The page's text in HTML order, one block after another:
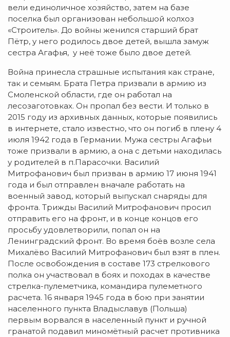
вели единоличное хозяйство, затем на базе
поселка был организован небольшой колхоз
«Строитель». До войны женился старший брат
Пётр, у него родилось двое детей, вышла замуж
сестра Агафья, у неё тоже было двое детей.
Война принесла страшные испытания как стране,
так и семьям. Брата Петра призвали в армию из
Смоленской области, где он работал на
лесозаготовках. Он пропал без вести. И только в
2015 году из архивных данных, которые появились
в интернете, стало известно, что он погиб в плену 4
июля 1942 года в Германии. Мужа сестры Агафьи
тоже призвали в армию, а она с детьми находилась
у родителей в п.Парасочки. Василий
Митрофанович был призван в армию 17 июня 1941
года и был отправлен вначале работать на
военный завод, который выпускал снаряды для
фронта. Трижды Василий Митрофанович просил
отправить его на фронт, и в конце концов его
просьбу удовлетворили, попал он на
Ленинградский фронт. Во время боёв возле села
Михалёво Василий Митрофанович был взят в плен.
После освобождения в составе 173 стрелкового
полка он участвовал в боях и походах в качестве
стрелка-пулеметчика, командира пулеметного
расчета. 16 января 1945 года в бою при занятии
населенного пункта Владыславув (Польша)
первым ворвался в населенный пункт и ручной
гранатой подавил миномётный расчет противника